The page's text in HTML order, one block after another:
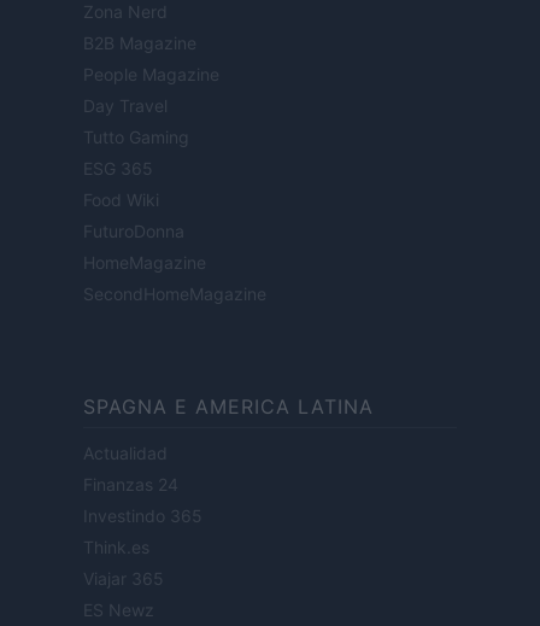
Zona Nerd
B2B Magazine
People Magazine
Day Travel
Tutto Gaming
ESG 365
Food Wiki
FuturoDonna
HomeMagazine
SecondHomeMagazine
SPAGNA E AMERICA LATINA
Actualidad
Finanzas 24
Investindo 365
Think.es
Viajar 365
ES Newz